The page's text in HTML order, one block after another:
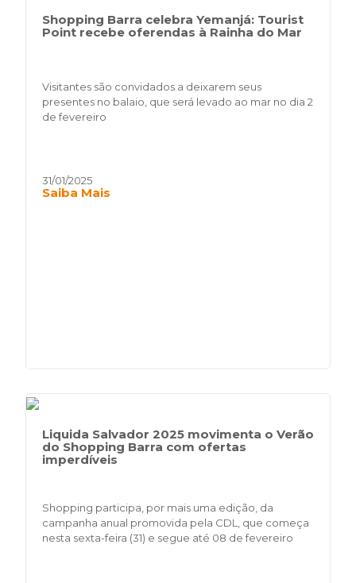
Shopping Barra celebra Yemanjá: Tourist
Point recebe oferendas à Rainha do Mar
Visitantes são convidados a deixarem seus
presentes no balaio, que será levado ao mar no dia 2
de fevereiro
31/01/2025
Saiba Mais
Liquida Salvador 2025 movimenta o Verão
do Shopping Barra com ofertas
imperdíveis
Shopping participa, por mais uma edição, da
campanha anual promovida pela CDL, que começa
nesta sexta-feira (31) e segue até 08 de fevereiro